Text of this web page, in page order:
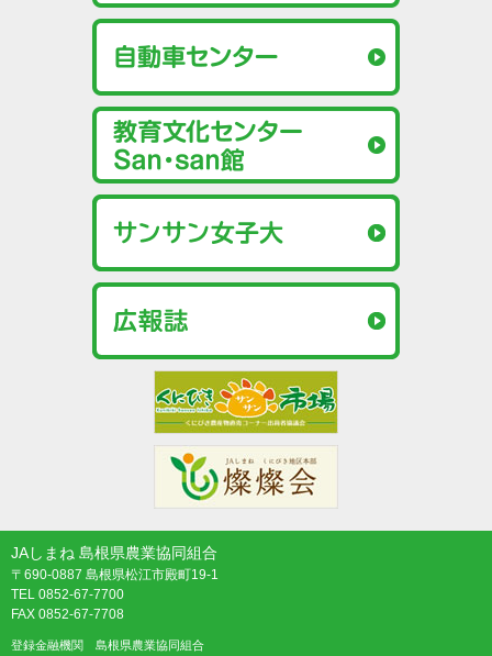
JAしまね 島根県農業協同組合
〒690-0887 島根県松江市殿町19-1
TEL 0852-67-7700
FAX 0852-67-7708
登録金融機関 島根県農業協同組合